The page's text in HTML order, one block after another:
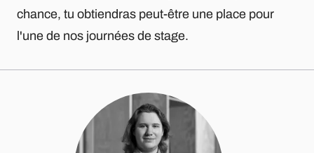
chance, tu obtiendras peut-être une place pour
l'une de nos journées de stage.